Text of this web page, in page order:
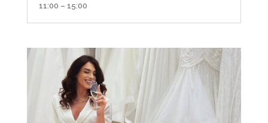
11:00 – 15:00